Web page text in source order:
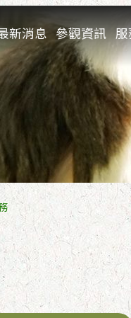
新消息 參觀資訊